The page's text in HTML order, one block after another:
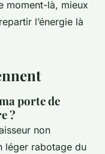
moment-là, mieux
l’énergie là
porte de
?
non
léger rabotage du